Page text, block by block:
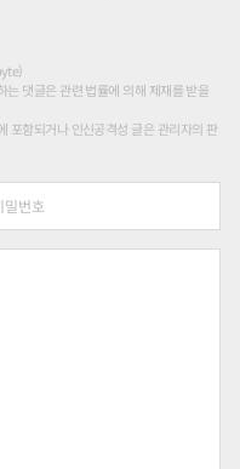
는 댓글은 관련 법률에 의해 제재를 받을
포함되거나 인신공격성 글은 관리자의 판